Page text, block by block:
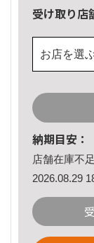
受け取り店
お店を選
納期目安：
店舗在庫不
2026.08.29